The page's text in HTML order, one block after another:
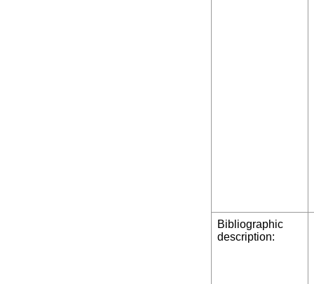
Bibliographic
description: